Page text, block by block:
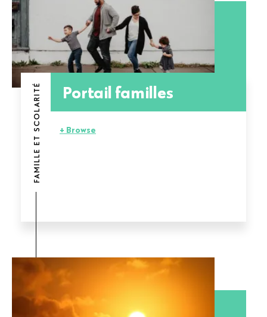
FAMILLE ET SCOLARITÉ Portail familles
+ Browse